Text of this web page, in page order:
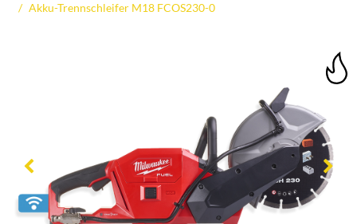
Akku-Trennschleifer M18 FCOS230-0